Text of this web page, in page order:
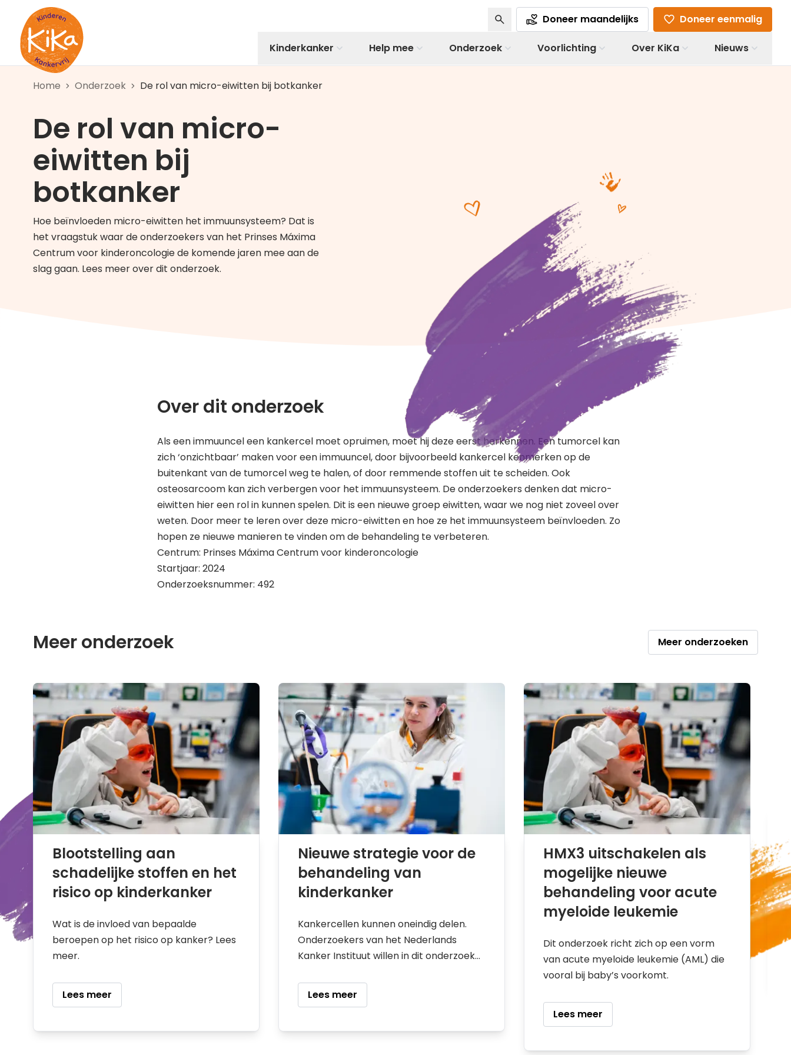
Ga naar de homepagina
Doneer eenmalig
Doneer maandelijks
Kinderkanker Help mee Onderzoek Voorlichting Over KiKa Nieuws
Home Onderzoek De rol van micro-eiwitten bij botkanker
De rol van micro-
eiwitten bij
botkanker
Hoe beïnvloeden micro-eiwitten het immuunsysteem? Dat is
het vraagstuk waar de onderzoekers van het Prinses Máxima
Centrum voor kinderoncologie de komende jaren mee aan de
slag gaan. Lees meer over dit onderzoek.
Over dit onderzoek
Als een immuuncel een kankercel moet opruimen, moet hij deze eerst herkennen. Een tumorcel kan
zich ‘onzichtbaar’ maken voor een immuuncel, door bijvoorbeeld kankercel kenmerken op de
buitenkant van de tumorcel weg te halen, of door remmende stoffen uit te scheiden. Ook
osteosarcoom kan zich verbergen voor het immuunsysteem. De onderzoekers denken dat micro-
eiwitten hier een rol in kunnen spelen. Dit is een nieuwe groep eiwitten, waar we nog niet zoveel over
weten. Door meer te leren over deze micro-eiwitten en hoe ze het immuunsysteem beïnvloeden. Zo
hopen ze nieuwe manieren te vinden om de behandeling te verbeteren.
Centrum: Prinses Máxima Centrum voor kinderoncologie
Startjaar: 2024
Onderzoeksnummer: 492
Meer onderzoek Meer onderzoeken
Blootstelling aan
schadelijke stoffen en het
risico op kinderkanker
Wat is de invloed van bepaalde
beroepen op het risico op kanker? Lees
meer.
Lees meer
Nieuwe strategie voor de
behandeling van
kinderkanker
Kankercellen kunnen oneindig delen.
Onderzoekers van het Nederlands
Kanker Instituut willen in dit onderzoek
Lees meer
HMX3 uitschakelen als
mogelijke nieuwe
behandeling voor acute
myeloide leukemie
Dit onderzoek richt zich op een vorm
van acute myeloide leukemie (AML) die
vooral bij baby’s voorkomt.
Lees meer